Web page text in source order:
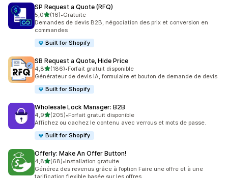
SP Request a Quote (RFQ)
5,0étoile(s) sur 5
(16)
16 avis au total
•Gratuite
Demandes de devis B2B, négociation des prix et conversion en
commandes
Built for Shopify
SB Request a Quote, Hide Price
4,8étoile(s) sur 5
(186)
186 avis au total
•Forfait gratuit disponible
Générateur de devis IA, formulaire et bouton de demande de devis
Built for Shopify
Wholesale Lock Manager: B2B
4,9étoile(s) sur 5
(205)
205 avis au total
•Forfait gratuit disponible
Affichez ou cachez le contenu avec verrous et mots de passe.
Built for Shopify
Offerly: Make An Offer Button!
4,8étoile(s) sur 5
(68)
68 avis au total
•Installation gratuite
Générez des revenus grâce à l’option Faire une offre et à une
tarification flexible basée sur les offres